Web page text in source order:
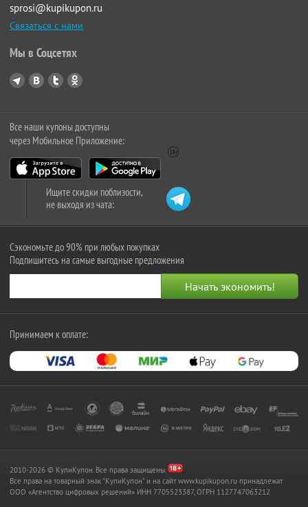
sprosi@kupikupon.ru
Связаться с нами
Мы в Соцсетях
Все наши купоны доступны
через Мобильное Приложение:
Ищите скидки поблизости,
не выходя из чата:
Сэкономьте до 90% при любых покупках
Подпишитесь на самые выгодные предложения
Принимаем к оплате:
2010-2026 © КупиКупон. Все права защищены.
Все права на товарный знак "КупиКупон" и на сайт www.kupikupon.ru принадлежат
OOO «Агентство цифровых решений» ИНН 7705523387, ОГРН 1127747063212